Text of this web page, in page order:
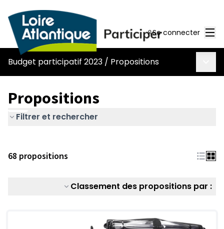
Se connecter
Budget participatif 2023 / Propositions
Propositions
Filtrer et rechercher
68 propositions
Classement des propositions par :